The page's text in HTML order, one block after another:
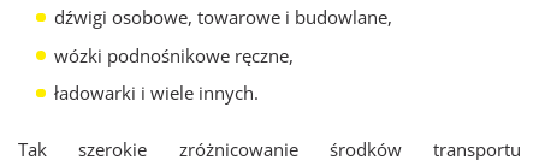
dźwigi osobowe, towarowe i budowlane,
wózki podnośnikowe ręczne,
ładowarki i wiele innych.
Tak szerokie zróżnicowanie środków transportu